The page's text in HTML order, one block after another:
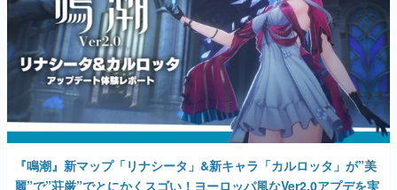
『鳴潮』新マップ「リナシータ」&新キャラ「カルロッタ」が”美
麗”で”荘厳”でとにかくスゴい！ヨーロッパ風なVer2.0アプデを実